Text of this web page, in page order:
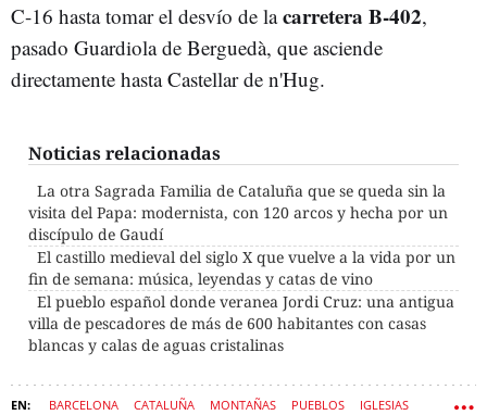
C-16 hasta tomar el desvío de lacarretera B-402,
pasado Guardiola de Berguedà, que asciende
directamente hasta Castellar de n'Hug.
Noticias relacionadas
La otra Sagrada Familia de Cataluña que se queda sin la
visita del Papa: modernista, con 120 arcos y hecha por un
discípulo de Gaudí
El castillo medieval del siglo X que vuelve a la vida por un
fin de semana: música, leyendas y catas de vino
El pueblo español donde veranea Jordi Cruz: una antigua
villa de pescadores de más de 600 habitantes con casas
blancas y calas de aguas cristalinas
BARCELONA CATALUÑA MONTAÑAS PUEBLOS IGLESIAS